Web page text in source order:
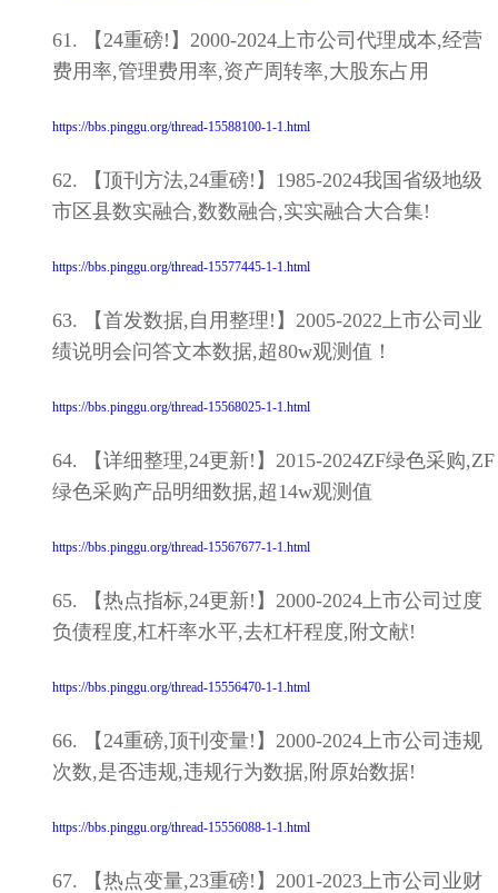
61. 【24重磅!】2000-2024上市公司代理成本,经营
费用率,管理费用率,资产周转率,大股东占用
https://bbs.pinggu.org/thread-15588100-1-1.html
62. 【顶刊方法,24重磅!】1985-2024我国省级地级
市区县数实融合,数数融合,实实融合大合集!
https://bbs.pinggu.org/thread-15577445-1-1.html
63. 【首发数据,自用整理!】2005-2022上市公司业
绩说明会问答文本数据,超80w观测值！
https://bbs.pinggu.org/thread-15568025-1-1.html
64. 【详细整理,24更新!】2015-2024ZF绿色采购,ZF
绿色采购产品明细数据,超14w观测值
https://bbs.pinggu.org/thread-15567677-1-1.html
65. 【热点指标,24更新!】2000-2024上市公司过度
负债程度,杠杆率水平,去杠杆程度,附文献!
https://bbs.pinggu.org/thread-15556470-1-1.html
66. 【24重磅,顶刊变量!】2000-2024上市公司违规
次数,是否违规,违规行为数据,附原始数据!
https://bbs.pinggu.org/thread-15556088-1-1.html
67. 【热点变量,23重磅!】2001-2023上市公司业财